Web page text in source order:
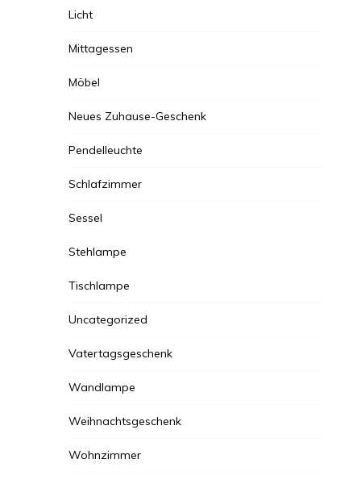
Licht
Mittagessen
Möbel
Neues Zuhause-Geschenk
Pendelleuchte
Schlafzimmer
Sessel
Stehlampe
Tischlampe
Uncategorized
Vatertagsgeschenk
Wandlampe
Weihnachtsgeschenk
Wohnzimmer